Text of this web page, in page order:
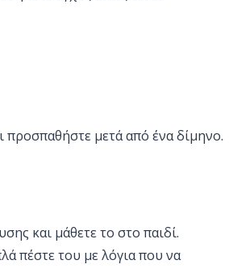
προσπαθήστε μετά από ένα δίμηνο.
και μάθετε το στο παιδί.
πέστε του με λόγια που να